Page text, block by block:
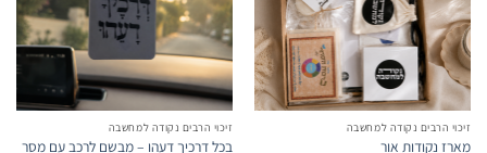
המועדפים
זיכוי הרבים נקודה למחשבה
מארז נקודות אור
המועדפים
זיכוי הרבים נקודה למחשבה
בכל דרכיך דעהו – מבשם לרכב עם מסר